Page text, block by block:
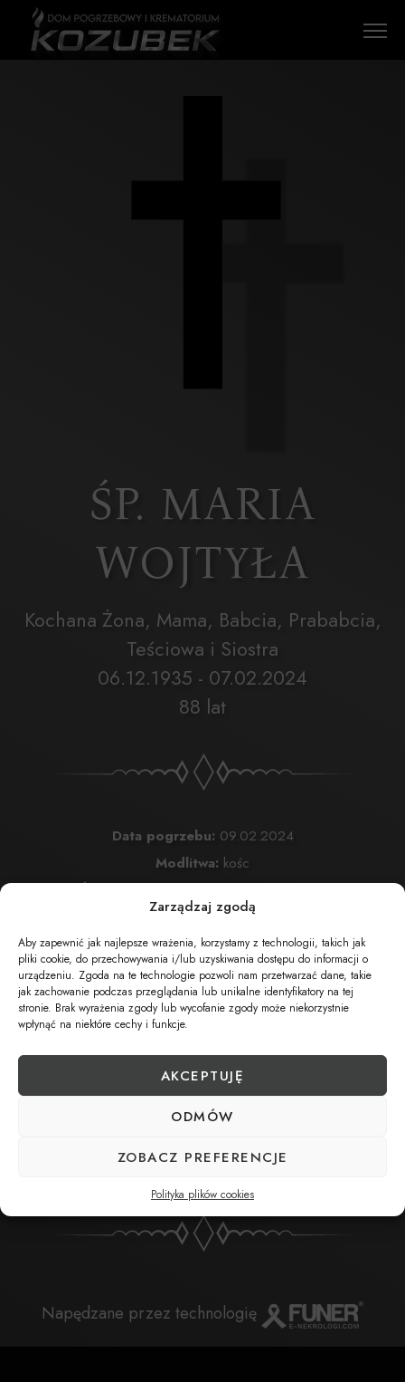
Zarządzaj zgodą
Aby zapewnić jak najlepsze wrażenia, korzystamy z technologii, takich jak
pliki cookie, do przechowywania i/lub uzyskiwania dostępu do informacji o
urządzeniu. Zgoda na te technologie pozwoli nam przetwarzać dane, takie
jak zachowanie podczas przeglądania lub unikalne identyfikatory na tej
stronie. Brak wyrażenia zgody lub wycofanie zgody może niekorzystnie
wpłynąć na niektóre cechy i funkcje.
AKCEPTUJĘ
ODMÓW
ZOBACZ PREFERENCJE
Polityka plików cookies
ŚP. MARIA
WOJTYŁA
Kochana Żona, Mama, Babcia, Prababcia,
Teściowa i Siostra
06.12.1935 - 07.02.2024
88 lat
Data pogrzebu: 09.02.2024
Modlitwa: kośc
Parafialnym w Żabnicy
34-350 Żabnica, ul. Ks. Karola Śmiecha 167
Cmentarz:Cmentarz Parafialny w Żabnicy
34-350 Żabnica , ul. Polna 4
UDOSTĘPNIJ NEKROLOG
Napędzane przez technologię